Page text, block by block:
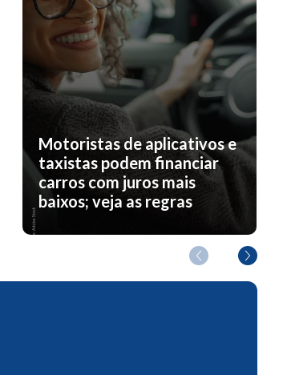
Motoristas de aplicativos e
taxistas podem financiar
carros com juros mais
baixos; veja as regras